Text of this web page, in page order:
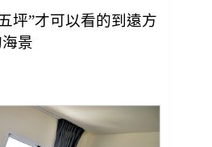
坪”才可以看的到遠方
景